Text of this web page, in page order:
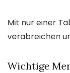
Mit nur einer
verabreichen
Wichtige